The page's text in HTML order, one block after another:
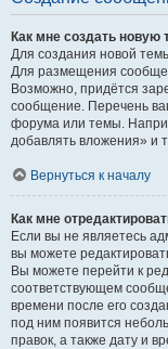
Как мне создать
Для создания новой
Для размещения
Возможно, придётся
сообщение. Перечень
форума или темы.
добавлять вложения» и
Вернуться к началу
Как мне
Если вы не являетесь
вы можете
Вы можете перейти к
соответствующем
времени после его
под ним появится
правок, а также дату и